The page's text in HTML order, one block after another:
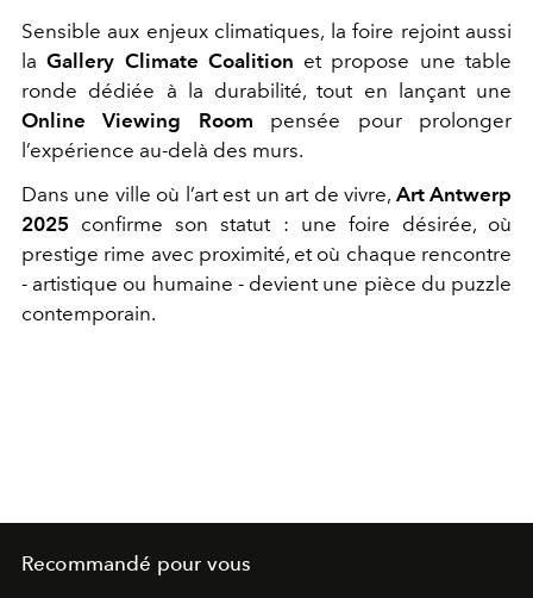
Sensible aux enjeux climatiques, la foire rejoint aussi
laGallery Climate Coalition et propose une table
ronde dédiée à la durabilité, tout en lançant une
Online Viewing Room pensée pour prolonger
l’expérience au-delà des murs.
Dans une ville où l’art est un art de vivre, Art Antwerp
2025 confirme son statut : une foire désirée, où
prestige rime avec proximité, et où chaque rencontre
- artistique ou humaine - devient une pièce du puzzle
contemporain.
Recommandé pour vous